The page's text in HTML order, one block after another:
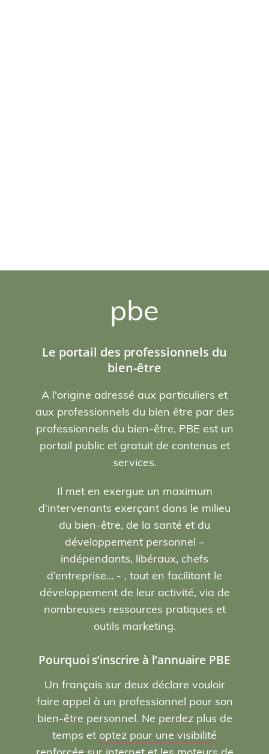
pbe
Le portail des professionnels du
bien-être
A l'origine adressé aux particuliers et
aux professionnels du bien être par des
professionnels du bien-être, PBE est un
portail public et gratuit de contenus et
services.
Il met en exergue un maximum
d’intervenants exerçant dans le milieu
du bien-être, de la santé et du
développement personnel –
indépendants, libéraux, chefs
d’entreprise… - , tout en facilitant le
développement de leur activité, via de
nombreuses ressources pratiques et
outils marketing.
Pourquoi s’inscrire à l’annuaire PBE
Un français sur deux déclare vouloir
faire appel à un professionnel pour son
bien-être personnel. Ne perdez plus de
temps et optez pour une visibilité